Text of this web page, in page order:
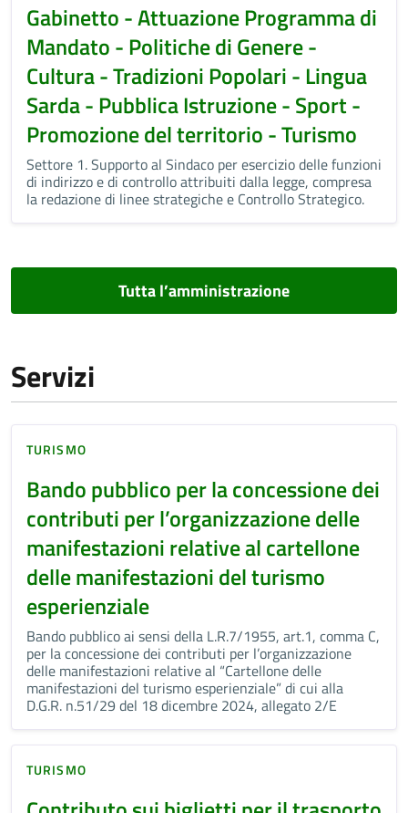
Gabinetto - Attuazione Programma di
Mandato - Politiche di Genere -
Cultura - Tradizioni Popolari - Lingua
Sarda - Pubblica Istruzione - Sport -
Promozione del territorio - Turismo
Settore 1. Supporto al Sindaco per esercizio delle funzioni
di indirizzo e di controllo attribuiti dalla legge, compresa
la redazione di linee strategiche e Controllo Strategico.
Tutta l’amministrazione
Servizi
TURISMO
Bando pubblico per la concessione dei
contributi per l’organizzazione delle
manifestazioni relative al cartellone
delle manifestazioni del turismo
esperienziale
Bando pubblico ai sensi della L.R.7/1955, art.1, comma C,
per la concessione dei contributi per l’organizzazione
delle manifestazioni relative al “Cartellone delle
manifestazioni del turismo esperienziale” di cui alla
D.G.R. n.51/29 del 18 dicembre 2024, allegato 2/E
TURISMO